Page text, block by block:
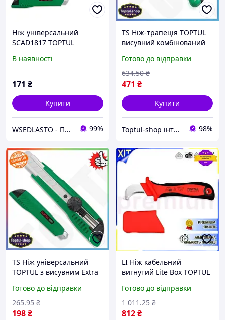
Ніж універсальний
SCAD1817 TOPTUL
В наявності
171 ₴
Купити
WSEDLASTO - Продаж автосервісного обладнання в Україні 99%
TS Ніж-трапеція TOPTUL
висувний комбінований
різання та обрізання ніж
для роботи SHT55_Q
Готово до відправки
471 ₴
634.50 ₴
Купити
Toptul-shop інтернет магазин 98%
TS Ніж універсальний
TOPTUL з висувним Extra
шпалер та картону із
засувкою та запасними л
SHT55_Q
Готово до відправки
198₴
265.95 ₴
LI Ніж кабельний
вигнутий Lite Box TOPTUL
LIP77/R
Готово до відправки
812₴
1 011.25 ₴